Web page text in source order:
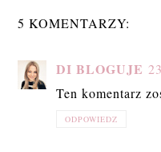
5 KOMENTARZY:
DI BLOGUJE
Ten komentarz
ODPOWIEDZ